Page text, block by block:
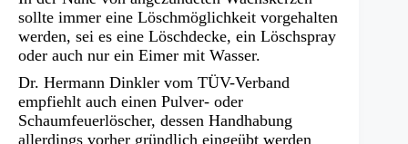
sollte immer eine Löschmöglichkeit vorgehalten
werden, sei es eine Löschdecke, ein Löschspray
oder auch nur ein Eimer mit Wasser.
Dr. Hermann Dinkler vom TÜV-Verband
empfiehlt auch einen Pulver- oder
Schaumfeuerlöscher, dessen Handhabung
allerdings vorher gründlich eingeübt werden